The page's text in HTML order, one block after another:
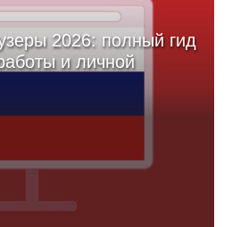
2026: полный гид
и личной